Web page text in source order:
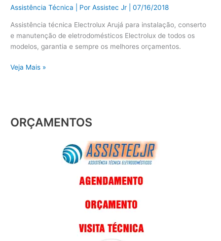
Assistência Técnica | PorAssistec Jr |07/16/2018
Assistência técnica Electrolux Arujá para instalação, conserto
e manutenção de eletrodomésticos Electrolux de todos os
modelos, garantia e sempre os melhores orçamentos.
Arujá
Veja Mais »
ORÇAMENTOS